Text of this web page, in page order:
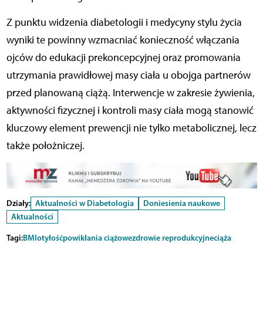
Z punktu widzenia diabetologii i medycyny stylu życia
wyniki te powinny wzmacniać konieczność włączania
ojców do edukacji prekoncepcyjnej oraz promowania
utrzymania prawidłowej masy ciała u obojga partnerów
przed planowaną ciążą. Interwencje w zakresie żywienia,
aktywności fizycznej i kontroli masy ciała mogą stanowić
kluczowy element prewencji nie tylko metabolicznej, lecz
także położniczej.
Działy: Aktualności w Diabetologia
Doniesienia naukowe
Aktualności
Tagi:BMIotyłośćpowikłania ciążowezdrowie reprodukcyjneciąża